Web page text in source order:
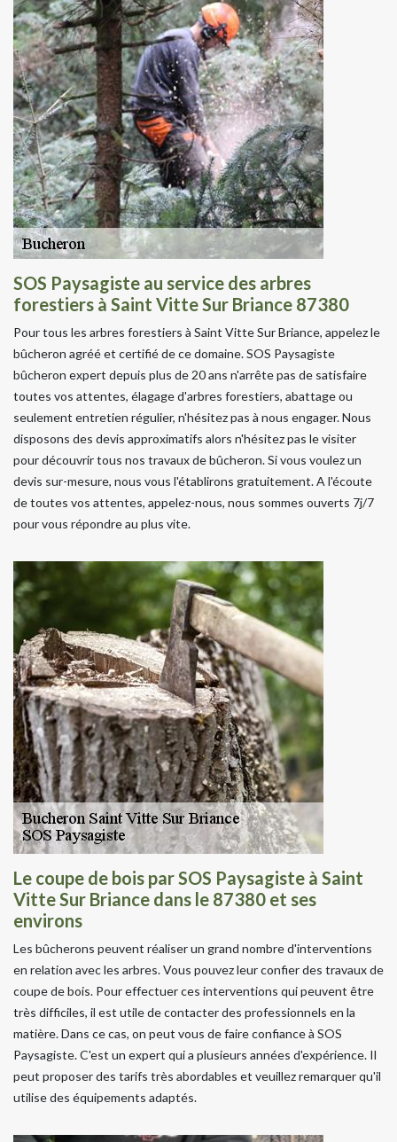
SOS Paysagiste au service des arbres
forestiers à Saint Vitte Sur Briance 87380
Pour tous les arbres forestiers à Saint Vitte Sur Briance, appelez le
bûcheron agréé et certifié de ce domaine. SOS Paysagiste
bûcheron expert depuis plus de 20 ans n'arrête pas de satisfaire
toutes vos attentes, élagage d'arbres forestiers, abattage ou
seulement entretien régulier, n'hésitez pas à nous engager. Nous
disposons des devis approximatifs alors n'hésitez pas le visiter
pour découvrir tous nos travaux de bûcheron. Si vous voulez un
devis sur-mesure, nous vous l'établirons gratuitement. A l'écoute
de toutes vos attentes, appelez-nous, nous sommes ouverts 7j/7
pour vous répondre au plus vite.
Le coupe de bois par SOS Paysagiste à Saint
Vitte Sur Briance dans le 87380 et ses
environs
Les bûcherons peuvent réaliser un grand nombre d'interventions
en relation avec les arbres. Vous pouvez leur confier des travaux de
coupe de bois. Pour effectuer ces interventions qui peuvent être
très difficiles, il est utile de contacter des professionnels en la
matière. Dans ce cas, on peut vous de faire confiance à SOS
Paysagiste. C'est un expert qui a plusieurs années d'expérience. Il
peut proposer des tarifs très abordables et veuillez remarquer qu'il
utilise des équipements adaptés.